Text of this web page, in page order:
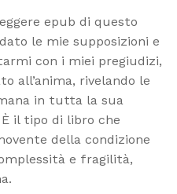
epub di questo
le mie supposizioni e
con i miei pregiudizi,
all’anima, rivelando le
in tutta la sua
il tipo di libro che
della condizione
e fragilità,